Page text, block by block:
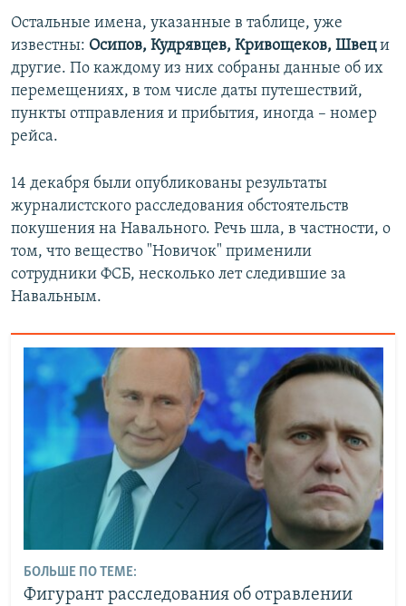
Остальные имена, указанные в таблице, уже
известны: Осипов, Кудрявцев, Кривощеков, Швеци
другие. По каждому из них собраны данные об их
перемещениях, в том числе даты путешествий,
пункты отправления и прибытия, иногда – номер
рейса.
14 декабря были опубликованы результаты
журналистского расследования обстоятельств
покушения на Навального. Речь шла, в частности, о
том, что вещество "Новичок" применили
сотрудники ФСБ, несколько лет следившие за
Навальным.
БОЛЬШЕ ПО ТЕМЕ:
Фигурант расследования об отравлении